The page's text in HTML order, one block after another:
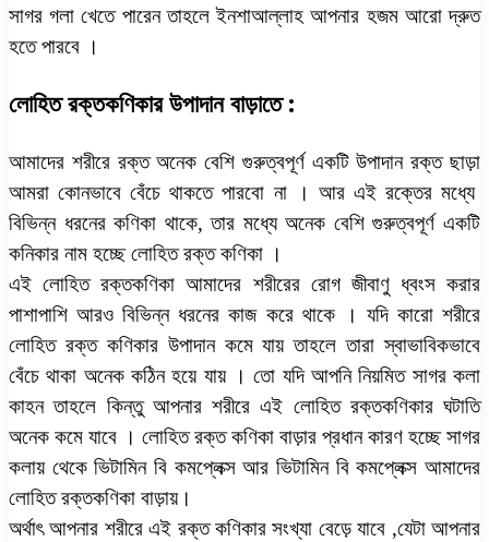
সাগর গলা খেতে পারেন তাহলে ইনশাআল্লাহ আপনার হজম আরো দ্রুত
হতে পারবে ।
লোহিত রক্তকণিকার উপাদান বাড়াতে :
আমাদের শরীরে রক্ত অনেক বেশি গুরুত্বপূর্ণ একটি উপাদান রক্ত ছাড়া
আমরা কোনভাবে বেঁচে থাকতে পারবো না । আর এই রক্তের মধ্যে
বিভিন্ন ধরনের কণিকা থাকে, তার মধ্যে অনেক বেশি গুরুত্বপূর্ণ একটি
কনিকার নাম হচ্ছে লোহিত রক্ত কণিকা ।
এই লোহিত রক্তকণিকা আমাদের শরীরের রোগ জীবাণু ধ্বংস করার
পাশাপাশি আরও বিভিন্ন ধরনের কাজ করে থাকে । যদি কারো শরীরে
লোহিত রক্ত কণিকার উপাদান কমে যায় তাহলে তারা স্বাভাবিকভাবে
বেঁচে থাকা অনেক কঠিন হয়ে যায় । তো যদি আপনি নিয়মিত সাগর কলা
কাহন তাহলে কিন্তু আপনার শরীরে এই লোহিত রক্তকণিকার ঘটাতি
অনেক কমে যাবে । লোহিত রক্ত কণিকা বাড়ার প্রধান কারণ হচ্ছে সাগর
কলায় থেকে ভিটামিন বি কমপ্লেক্স আর ভিটামিন বি কমপ্লেক্স আমাদের
লোহিত রক্তকণিকা বাড়ায়।
অর্থাৎ আপনার শরীরে এই রক্ত কণিকার সংখ্যা বেড়ে যাবে ,যেটা আপনার